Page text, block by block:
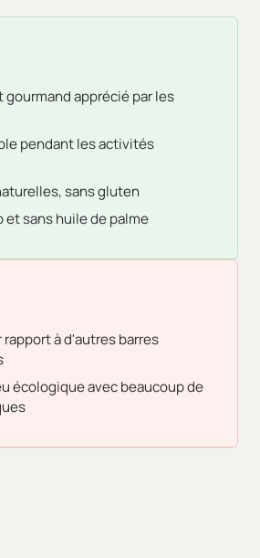
gourmand apprécié par les
pendant les activités
sans gluten
sans huile de palme
rapport à d'autres barres
écologique avec beaucoup de